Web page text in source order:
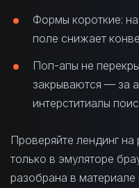
Формы короткие:
поле снижает
Поп-апы не
закрываются — за
интерститиалы
Проверяйте лендинг на
только в эмуляторе
разобрана в материале